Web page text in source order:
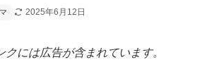
2025年6月12日
には広告が含まれています。